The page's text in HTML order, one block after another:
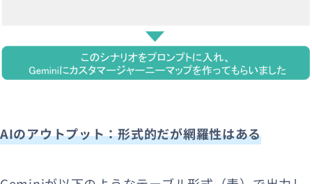
AIのアウトプット：形式的だが網羅性はある